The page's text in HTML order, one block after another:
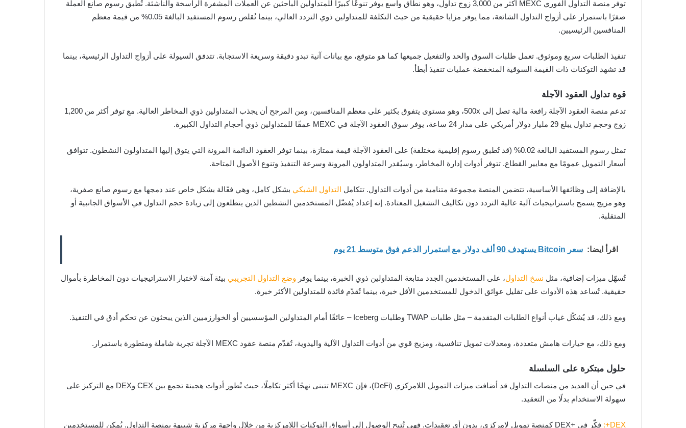
توفر منصة التداول الفوري MEXC أكثر من 3,000 زوج تداول، وهو نطاق واسع يوفر تنوعًا كبيرًا للمتداولين الباحثين عن العملات المشفرة الراسخة والناشئة. تُطبق رسوم صانع العملة
صفرًا باستمرار على أزواج التداول الشائعة، مما يوفر مزايا حقيقية من حيث التكلفة للمتداولين ذوي التردد العالي، بينما تُقلص رسوم المستفيد البالغة 0.05% من قيمة معظم
المنافسين الرئيسيين.
تنفيذ الطلبات سريع وموثوق. تعمل طلبات السوق والحد والتفعيل جميعها كما هو متوقع، مع بيانات آنية تبدو دقيقة وسريعة الاستجابة. تتدفق السيولة على أزواج التداول الرئيسية، بينما
قد تشهد التوكنات ذات القيمة السوقية المنخفضة عمليات تنفيذ أبطأ.
قوة تداول العقود الآجلة
تدعم منصة العقود الآجلة رافعة مالية تصل إلى 500x، وهو مستوى يتفوق بكثير على معظم المنافسين، ومن المرجح أن يجذب المتداولين ذوي المخاطر العالية. مع توفر أكثر من 1,200
زوج وحجم تداول يبلغ 29 مليار دولار أمريكي على مدار 24 ساعة، يوفر سوق العقود الآجلة في MEXC عمقًا للمتداولين ذوي أحجام التداول الكبيرة.
تمثل رسوم المستفيد البالغة 0.02% (قد تُطبق رسوم إقليمية مختلفة) على العقود الآجلة قيمة ممتازة، بينما توفر العقود الدائمة المرونة التي يتوق إليها المتداولون النشطون. تتوافق
أسعار التمويل عمومًا مع معايير القطاع. تتوفر أدوات إدارة المخاطر، وسيُقدر المتداولون المرونة وسرعة التنفيذ وتنوع الأصول المتاحة.
بالإضافة إلى وظائفها الأساسية، تتضمن المنصة مجموعة متنامية من أدوات التداول. تتكامل التداول الشبكي بشكل كامل، وهي فعّالة بشكل خاص عند دمجها مع رسوم صانع صفرية،
وهو مزيج يسمح باستراتيجيات آلية عالية التردد دون تكاليف التشغيل المعتادة. إنه إعداد يُفضّل المستخدمين النشطين الذين يتطلعون إلى زيادة حجم التداول في الأسواق الجانبية أو
المتقلبة.
اقرأ ايضا: سعر Bitcoin يستهدف 90 ألف دولار مع استمرار الدعم فوق متوسط 21 يوم
تُسهّل ميزات إضافية، مثل نسخ التداول، على المستخدمين الجدد متابعة المتداولين ذوي الخبرة، بينما يوفر وضع التداول التجريبي بيئة آمنة لاختبار الاستراتيجيات دون المخاطرة بأموال
حقيقية. تُساعد هذه الأدوات على تقليل عوائق الدخول للمستخدمين الأقل خبرة، بينما تُقدّم فائدة للمتداولين الأكثر خبرة.
ومع ذلك، قد يُشكّل غياب أنواع الطلبات المتقدمة – مثل طلبات TWAP وطلبات Iceberg – عائقًا أمام المتداولين المؤسسيين أو الخوارزميين الذين يبحثون عن تحكم أدق في التنفيذ.
ومع ذلك، مع خيارات هامش متعددة، ومعدلات تمويل تنافسية، ومزيج قوي من أدوات التداول الآلية واليدوية، تُقدّم منصة عقود MEXC الآجلة تجربة شاملة ومتطورة باستمرار.
حلول مبتكرة على السلسلة
في حين أن العديد من منصات التداول قد أضافت ميزات التمويل اللامركزي (DeFi)، فإن MEXC تتبنى نهجًا أكثر تكاملًا، حيث تُطور أدوات هجينة تجمع بين CEX وDEX مع التركيز على
سهولة الاستخدام بدلًا من التعقيد.
DEX+:
فكّر في +DEX كمنصة تمويل لامركزي، بدون أي تعقيدات. فهي تُتيح الوصول إلى أسواق التوكنات اللامركزية من خلال واجهة مركزية شبيهة بمنصة التداول. يُمكن للمستخدمين